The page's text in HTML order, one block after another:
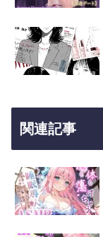
関連記事